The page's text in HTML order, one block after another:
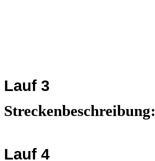
Lauf 3
Streckenbeschreibung:
Lauf 4